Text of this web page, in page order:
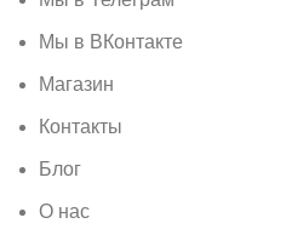
Мы в ВКонтакте
Магазин
Контакты
Блог
О нас